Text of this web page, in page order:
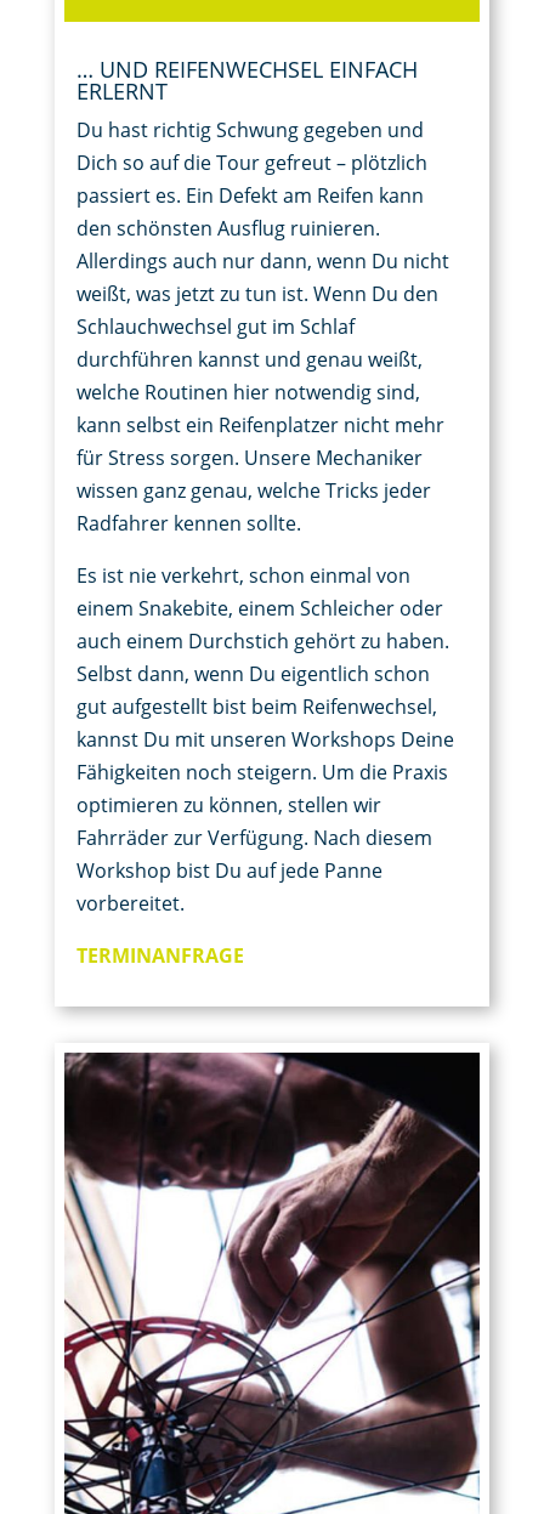
… UND REIFENWECHSEL EINFACH
ERLERNT​
Du hast richtig Schwung gegeben und
Dich so auf die Tour gefreut – plötzlich
passiert es. Ein Defekt am Reifen kann
den schönsten Ausflug ruinieren.
Allerdings auch nur dann, wenn Du nicht
weißt, was jetzt zu tun ist. Wenn Du den
Schlauchwechsel gut im Schlaf
durchführen kannst und genau weißt,
welche Routinen hier notwendig sind,
kann selbst ein Reifenplatzer nicht mehr
für Stress sorgen. Unsere Mechaniker
wissen ganz genau, welche Tricks jeder
Radfahrer kennen sollte.
Es ist nie verkehrt, schon einmal von
einem Snakebite, einem Schleicher oder
auch einem Durchstich gehört zu haben.
Selbst dann, wenn Du eigentlich schon
gut aufgestellt bist beim Reifenwechsel,
kannst Du mit unseren Workshops Deine
Fähigkeiten noch steigern. Um die Praxis
optimieren zu können, stellen wir
Fahrräder zur Verfügung. Nach diesem
Workshop bist Du auf jede Panne
vorbereitet.
TERMINANFRAGE